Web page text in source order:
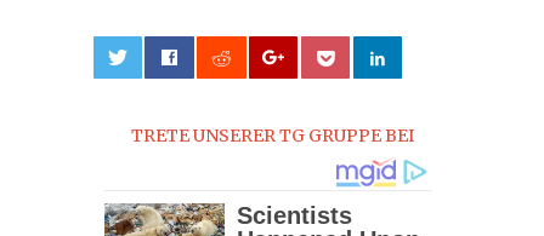
TRETE UNSERER TG GRUPPE BEI